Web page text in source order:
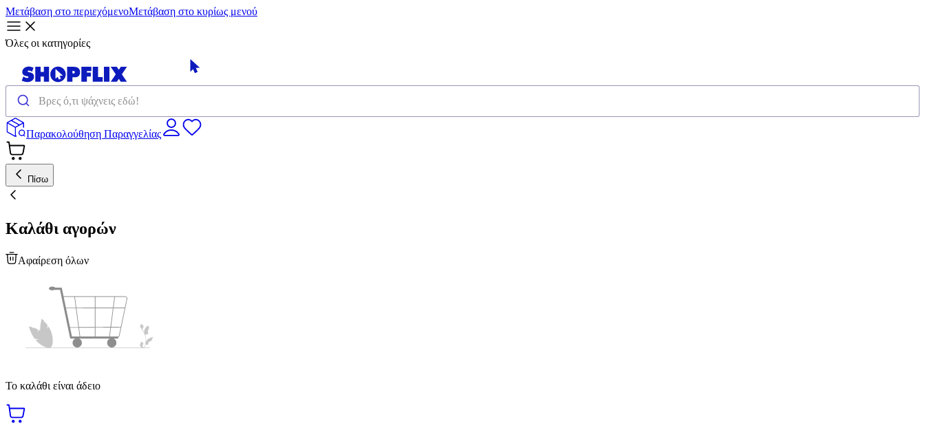
Μετάβαση στο περιεχόμενοΜετάβαση στο κυρίως μενού
Όλες οι κατηγορίες
Παρακολούθηση Παραγγελίας
Πίσω
Καλάθι αγορών
Αφαίρεση όλων
Το καλάθι είναι άδειο